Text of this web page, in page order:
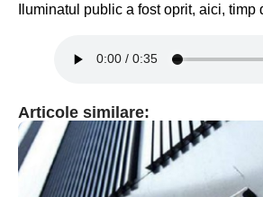
Iluminatul public a fost oprit, aici, timp
Articole similare:
Adaugă aici